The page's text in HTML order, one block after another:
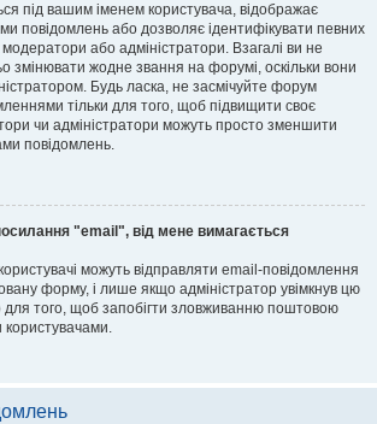
під вашим іменем користувача, відображає
повідомлень або дозволяє ідентифікувати певних
модератори або адміністратори. Взагалі ви не
змінювати жодне звання на форумі, оскільки вони
Будь ласка, не засмічуйте форум
тільки для того, щоб підвищити своє
чи адміністратори можуть просто зменшити
повідомлень.
"email", від мене вимагається
можуть відправляти email-повідомлення
форму, і лише якщо адміністратор увімкнув цю
того, щоб запобігти зловживанню поштовою